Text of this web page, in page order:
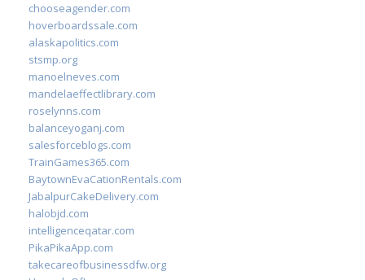
chooseagender.com
hoverboardssale.com
alaskapolitics.com
stsmp.org
manoelneves.com
mandelaeffectlibrary.com
roselynns.com
balanceyoganj.com
salesforceblogs.com
TrainGames365.com
BaytownEvaCationRentals.com
JabalpurCakeDelivery.com
halobjd.com
intelligenceqatar.com
PikaPikaApp.com
takecareofbusinessdfw.org